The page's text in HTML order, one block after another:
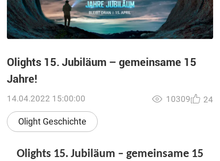
Olights 15. Jubiläum – gemeinsame 15
Jahre!
14.04.2022 15:00:00
Olight Geschichte
10309 24
Olights 15. Jubiläum – gemeinsame 15